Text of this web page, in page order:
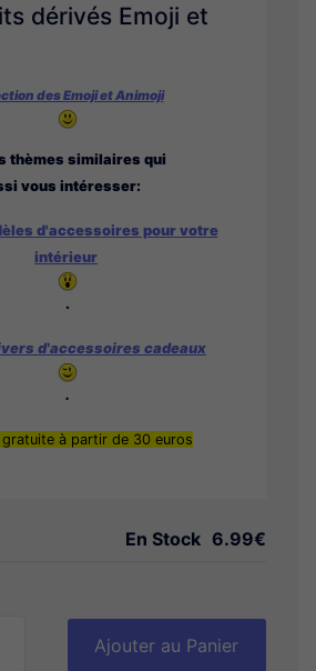
dérivés Emoji et
des Emoji et Animoji
thèmes similaires qui
vous intéresser:
d'accessoires pour votre
intérieur
.
d'accessoires cadeaux
.
gratuite à partir de 30 euros
En Stock 6.99€
Ajouter au Panier